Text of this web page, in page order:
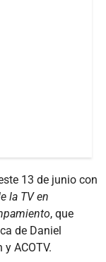
13 de junio con
la TV en
, que
de Daniel
ACOTV.